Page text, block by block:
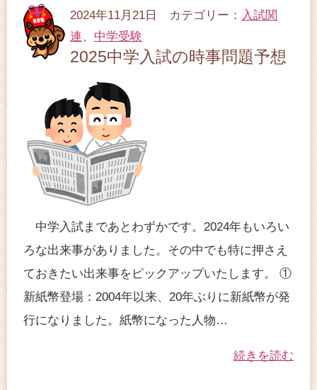
2024年11月21日 カテゴリー： 入試関
連、 中学受験
2025中学入試の時事問題予想
中学入試まであとわずかです。2024年もいろい
ろな出来事がありました。その中でも特に押さえ
ておきたい出来事をピックアップいたします。 ①
新紙幣登場：2004年以来、20年ぶりに新紙幣が発
行になりました。紙幣になった人物…
続きを読む